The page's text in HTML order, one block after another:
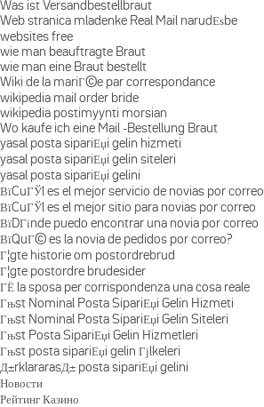
Was ist Versandbestellbraut
Web stranica mladenke Real Mail narudЕѕbe
websites free
wie man beauftragte Braut
wie man eine Braut bestellt
Wiki de la mariГ©e par correspondance
wikipedia mail order bride
wikipedia postimyynti morsian
Wo kaufe ich eine Mail -Bestellung Braut
yasal posta sipariЕџi gelin hizmeti
yasal posta sipariЕџi gelin siteleri
yasal posta sipariЕџi gelini
ВїCuГЎl es el mejor servicio de novias por correo
ВїCuГЎl es el mejor sitio para novias por correo
ВїDГіnde puedo encontrar una novia por correo
ВїQuГ© es la novia de pedidos por correo?
Г¦gte historie om postordrebrud
Г¦gte postordre brudesider
ГЁ la sposa per corrispondenza una cosa reale
Гњst Nominal Posta SipariЕџi Gelin Hizmeti
Гњst Nominal Posta SipariЕџi Gelin Siteleri
Гњst Posta SipariЕџi Gelin Hizmetleri
Гњst posta sipariЕџi gelin Гјlkeleri
Д±rklararasД± posta sipariЕџi gelini
Новости
Рейтинг Казино